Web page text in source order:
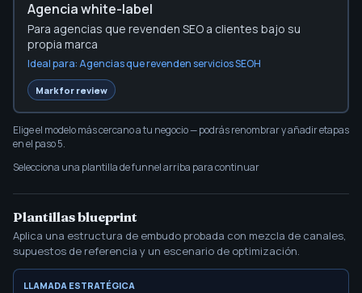
Agencia white-label
Para agencias que revenden SEO a clientes bajo su
propia marca
Ideal para:Agencias que revenden servicios SEOH
Mark for review
Elige el modelo más cercano a tu negocio — podrás renombrar y añadir etapas
en el paso 5.
Selecciona una plantilla de funnel arriba para continuar
Plantillas blueprint
Aplica una estructura de embudo probada con mezcla de canales,
supuestos de referencia y un escenario de optimización.
LLAMADA ESTRATÉGICA